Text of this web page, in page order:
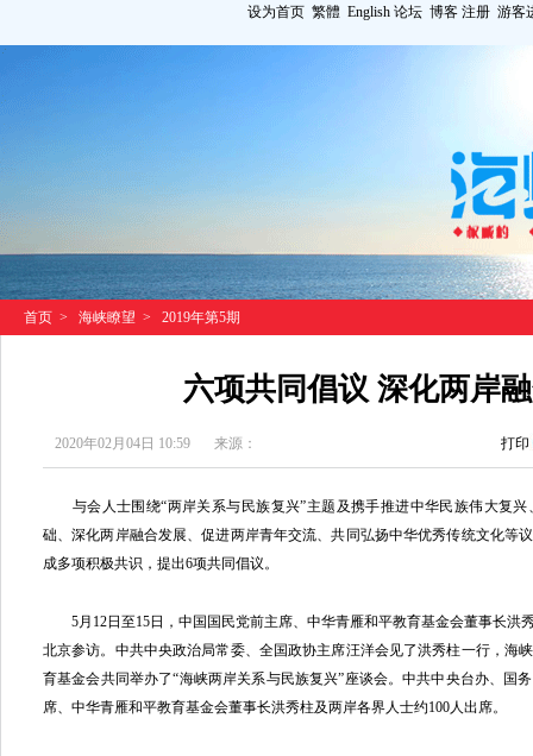
设为首页 繁體 English 论坛 博客 注册 游客
首页 > 海峡瞭望 > 2019年第5期
六项共同倡议 深化两岸
2020年02月04日 10:59 来源： 打印
与会人士围绕“两岸关系与民族复兴”主题及携手推进中华民族伟大复兴
础、深化两岸融合发展、促进两岸青年交流、共同弘扬中华优秀传统文化等
成多项积极共识，提出6项共同倡议。
5月12日至15日，中国国民党前主席、中华青雁和平教育基金会董事长洪
北京参访。中共中央政治局常委、全国政协主席汪洋会见了洪秀柱一行，海
育基金会共同举办了“海峡两岸关系与民族复兴”座谈会。中共中央台办、国
席、中华青雁和平教育基金会董事长洪秀柱及两岸各界人士约100人出席。